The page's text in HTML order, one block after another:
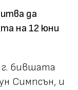
да
на 12 юни
бившата
Симпсън, и